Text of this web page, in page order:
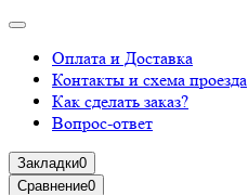
Оплата и Доставка
Контакты и схема проезда
Как сделать заказ?
Вопрос-ответ
Закладки0
Сравнение0